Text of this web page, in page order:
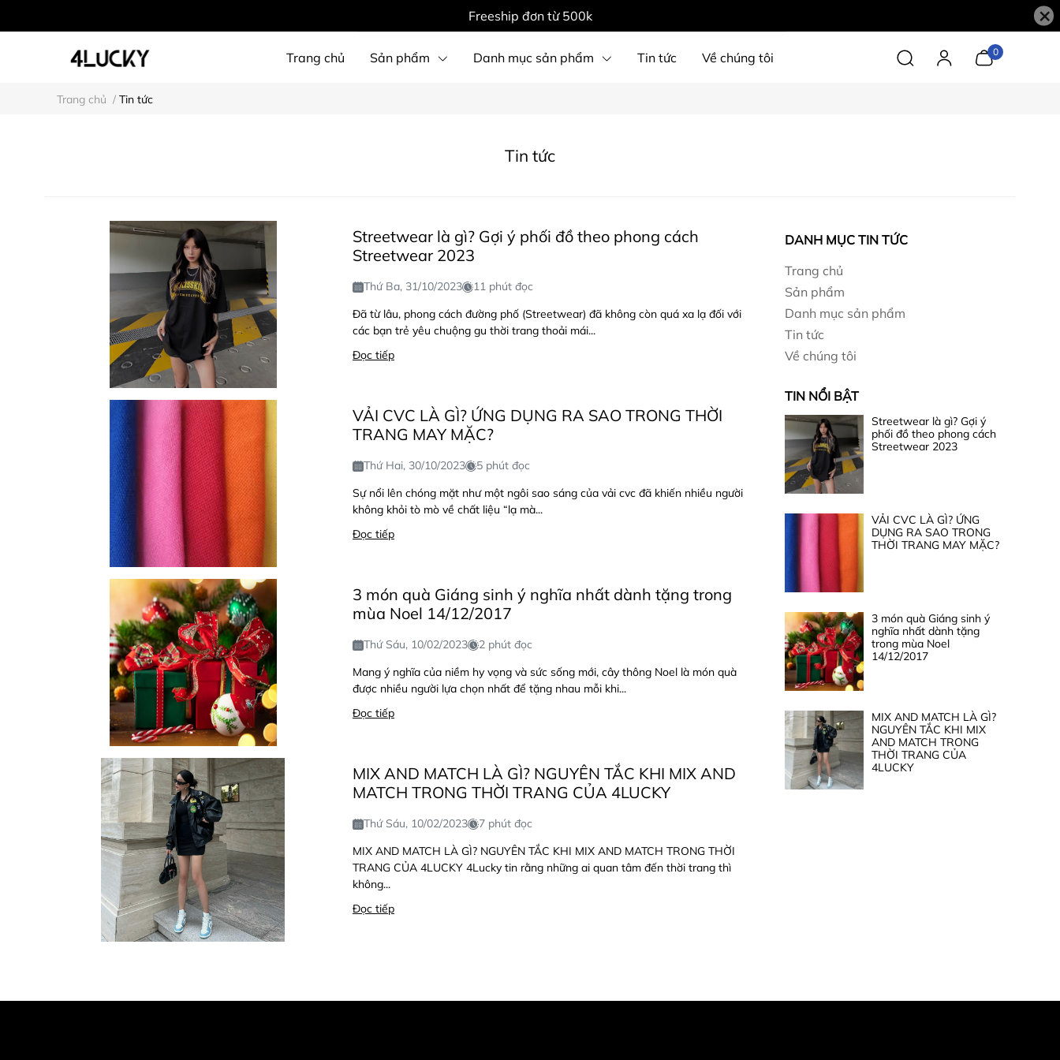
Freeship đơn từ 500k ×
Trang chủ Sản phẩm Danh mục sản phẩm Tin tức Về chúng tôi 0
Trang chủ / Tin tức
Tin tức
Streetwear là gì? Gợi ý phối đồ theo phong cách
Streetwear 2023
Thứ Ba, 31/10/2023
11 phút đọc
Đã từ lâu, phong cách đường phố (Streetwear) đã không còn quá xa lạ đối với
các bạn trẻ yêu chuộng gu thời trang thoải mái...
Đọc tiếp
VẢI CVC LÀ GÌ? ỨNG DỤNG RA SAO TRONG THỜI
TRANG MAY MẶC?
Thứ Hai, 30/10/2023
5 phút đọc
Sự nổi lên chóng mặt như một ngôi sao sáng của vải cvc đã khiến nhiều người
không khỏi tò mò về chất liệu “lạ mà...
Đọc tiếp
3 món quà Giáng sinh ý nghĩa nhất dành tặng trong
mùa Noel 14/12/2017
Thứ Sáu, 10/02/2023
2 phút đọc
Mang ý nghĩa của niềm hy vọng và sức sống mới, cây thông Noel là món quà
được nhiều người lựa chọn nhất để tặng nhau mỗi khi...
Đọc tiếp
MIX AND MATCH LÀ GÌ? NGUYÊN TẮC KHI MIX AND
MATCH TRONG THỜI TRANG CỦA 4LUCKY
Thứ Sáu, 10/02/2023
7 phút đọc
MIX AND MATCH LÀ GÌ? NGUYÊN TẮC KHI MIX AND MATCH TRONG THỜI
TRANG CỦA 4LUCKY 4Lucky tin rằng những ai quan tâm đến thời trang thì
không...
Đọc tiếp
DANH MỤC TIN TỨC
Trang chủ
Sản phẩm
Danh mục sản phẩm
Tin tức
Về chúng tôi
TIN NỔI BẬT
Streetwear là gì? Gợi ý
phối đồ theo phong cách
Streetwear 2023
VẢI CVC LÀ GÌ? ỨNG
DỤNG RA SAO TRONG
THỜI TRANG MAY MẶC?
3 món quà Giáng sinh ý
nghĩa nhất dành tặng
trong mùa Noel
14/12/2017
MIX AND MATCH LÀ GÌ?
NGUYÊN TẮC KHI MIX
AND MATCH TRONG
THỜI TRANG CỦA
4LUCKY